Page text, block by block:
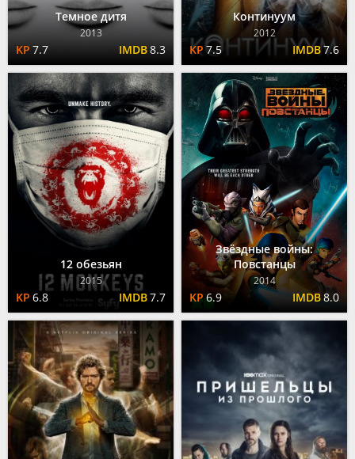
Темное дитя
2013
7.7 8.3
Континуум
2012
7.5 7.6
12 обезьян
2015
6.8 7.7
Звёздные войны:
Повстанцы
2014
6.9 8.0